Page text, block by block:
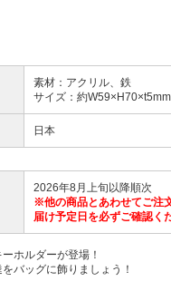
素材：アクリル、鉄
サイズ：約
日本
2026年8月上旬以降順次
※他の商品とあわせてご注
届け予定日を必ずご確認く
ホルダーが登場！
バッグに飾りましょう！